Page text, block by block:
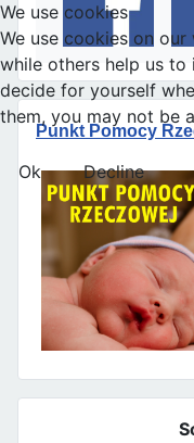
Punkt Pomocy
We use cookies
We use cookies on
while others help us to
decide for yourself
them, you may not be
Ok
Decline